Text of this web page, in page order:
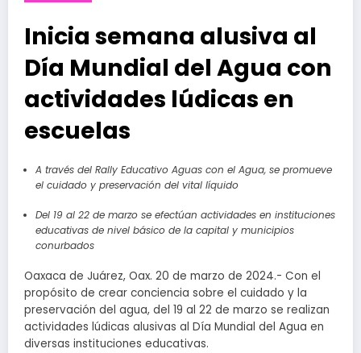
Inicia semana alusiva al
Día Mundial del Agua con
actividades lúdicas en
escuelas
A través del Rally Educativo Aguas con el Agua, se promueve
el cuidado y preservación del vital líquido
Del 19 al 22 de marzo se efectúan actividades en instituciones
educativas de nivel básico de la capital y municipios
conurbados
Oaxaca de Juárez, Oax. 20 de marzo de 2024.- Con el
propósito de crear conciencia sobre el cuidado y la
preservación del agua, del 19 al 22 de marzo se realizan
actividades lúdicas alusivas al Día Mundial del Agua en
diversas instituciones educativas.